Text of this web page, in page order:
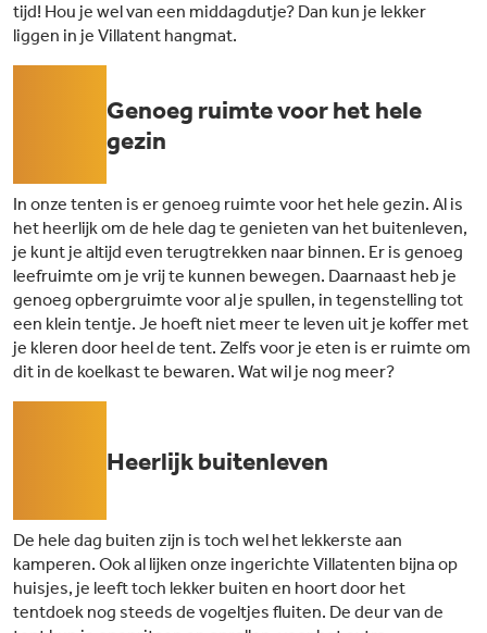
tijd! Hou je wel van een middagdutje? Dan kun je lekker
liggen in je Villatent hangmat.
04Genoeg ruimte voor het hele
gezin
In onze tenten is er genoeg ruimte voor het hele gezin. Al is
het heerlijk om de hele dag te genieten van het buitenleven,
je kunt je altijd even terugtrekken naar binnen. Er is genoeg
leefruimte om je vrij te kunnen bewegen. Daarnaast heb je
genoeg opbergruimte voor al je spullen, in tegenstelling tot
een klein tentje. Je hoeft niet meer te leven uit je koffer met
je kleren door heel de tent. Zelfs voor je eten is er ruimte om
dit in de koelkast te bewaren. Wat wil je nog meer?
Heerlijk buitenleven
De hele dag buiten zijn is toch wel het lekkerste aan
kamperen. Ook al lijken onze ingerichte Villatenten bijna op
huisjes, je leeft toch lekker buiten en hoort door het
tentdoek nog steeds de vogeltjes fluiten. De deur van de